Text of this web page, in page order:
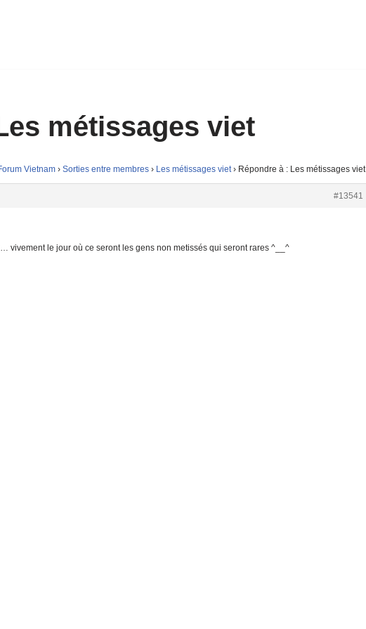
métissages viet
Vietnam › Sorties entre membres › Les métissages viet › Répondre à : Les métissages viet
#13541
vivement le jour où ce seront les gens non metissés qui seront rares ^__^